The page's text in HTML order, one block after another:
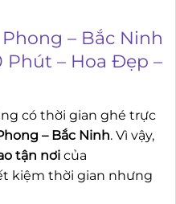
– Bắc Ninh
Phút – Hoa Đẹp –
có thời gian ghé trực
– Bắc Ninh. Vì vậy,
tận nơi của
kiệm thời gian nhưng